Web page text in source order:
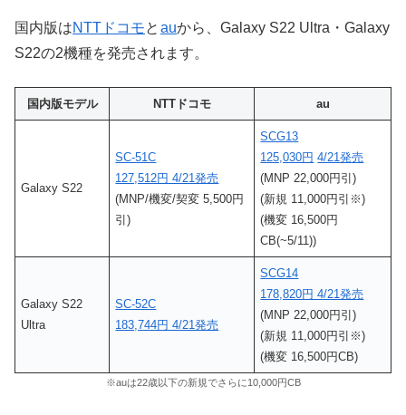
国内版はNTTドコモと auから、Galaxy S22 Ultra・Galaxy
S22の2機種を発売されます。
国内版モデル NTTドコモ au
Galaxy S22
SC-51C
127,512円 4/21発売
(MNP/機変/契変 5,500円
引)
SCG13
125,030円 4/21発売
(MNP 22,000円引)
(新規 11,000円引※)
(機変 16,500円
CB(~5/11))
Galaxy S22
Ultra
SC-52C
183,744円 4/21発売
SCG14
178,820円 4/21発売
(MNP 22,000円引)
(新規 11,000円引※)
(機変 16,500円CB)
※auは22歳以下の新規でさらに10,000円CB